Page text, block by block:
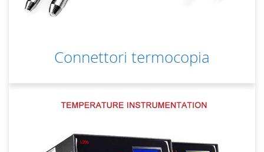
Connettori termocopia